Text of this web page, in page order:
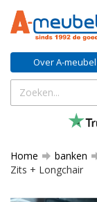
Over A-meubel
Home banken
Zits + Longchair